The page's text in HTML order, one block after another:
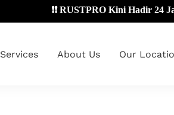
❗❗ RUSTPRO Kini Hadir 24 Jam | Senin -
Services About Us Our